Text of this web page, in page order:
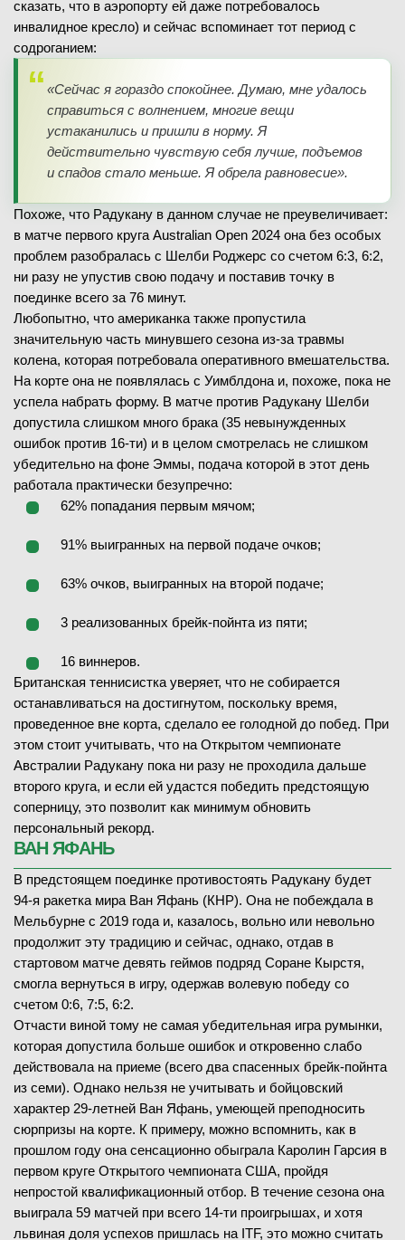
сказать, что в аэропорту ей даже потребовалось
инвалидное кресло) и сейчас вспоминает тот период с
содроганием:
«Сейчас я гораздо спокойнее. Думаю, мне удалось
справиться с волнением, многие вещи
устаканились и пришли в норму. Я
действительно чувствую себя лучше, подъемов
и спадов стало меньше. Я обрела равновесие».
Похоже, что Радукану в данном случае не преувеличивает:
в матче первого круга Australian Open 2024 она без особых
проблем разобралась с Шелби Роджерс со счетом 6:3, 6:2,
ни разу не упустив свою подачу и поставив точку в
поединке всего за 76 минут.
Любопытно, что американка также пропустила
значительную часть минувшего сезона из-за травмы
колена, которая потребовала оперативного вмешательства.
На корте она не появлялась с Уимблдона и, похоже, пока не
успела набрать форму. В матче против Радукану Шелби
допустила слишком много брака (35 невынужденных
ошибок против 16-ти) и в целом смотрелась не слишком
убедительно на фоне Эммы, подача которой в этот день
работала практически безупречно:
62% попадания первым мячом;
91% выигранных на первой подаче очков;
63% очков, выигранных на второй подаче;
3 реализованных брейк-пойнта из пяти;
16 виннеров.
Британская теннисистка уверяет, что не собирается
останавливаться на достигнутом, поскольку время,
проведенное вне корта, сделало ее голодной до побед. При
этом стоит учитывать, что на Открытом чемпионате
Австралии Радукану пока ни разу не проходила дальше
второго круга, и если ей удастся победить предстоящую
соперницу, это позволит как минимум обновить
персональный рекорд.
ВАН ЯФАНЬ
В предстоящем поединке противостоять Радукану будет
94-я ракетка мира Ван Яфань (КНР). Она не побеждала в
Мельбурне с 2019 года и, казалось, вольно или невольно
продолжит эту традицию и сейчас, однако, отдав в
стартовом матче девять геймов подряд Соране Кырстя,
смогла вернуться в игру, одержав волевую победу со
счетом 0:6, 7:5, 6:2.
Отчасти виной тому не самая убедительная игра румынки,
которая допустила больше ошибок и откровенно слабо
действовала на приеме (всего два спасенных брейк-пойнта
из семи). Однако нельзя не учитывать и бойцовский
характер 29-летней Ван Яфань, умеющей преподносить
сюрпризы на корте. К примеру, можно вспомнить, как в
прошлом году она сенсационно обыграла Каролин Гарсия в
первом круге Открытого чемпионата США, пройдя
непростой квалификационный отбор. В течение сезона она
выиграла 59 матчей при всего 14-ти проигрышах, и хотя
львиная доля успехов пришлась на ITF, это можно считать